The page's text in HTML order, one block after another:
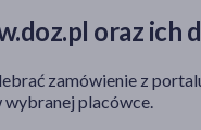
oraz ich
zamówienie z
placówce.